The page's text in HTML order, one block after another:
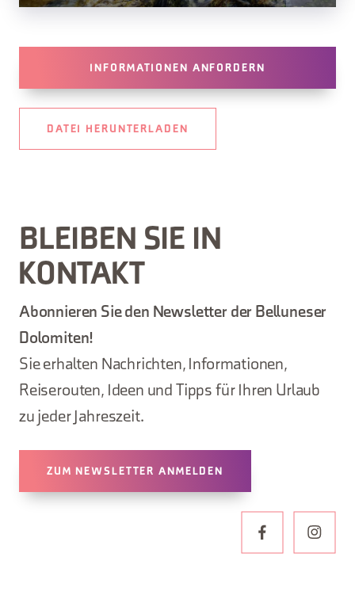
INFORMATIONEN ANFORDERN
DATEI HERUNTERLADEN
BLEIBEN SIE IN
KONTAKT
Abonnieren Sie den Newsletter der Belluneser
Dolomiten!
Sie erhalten Nachrichten, Informationen,
Reiserouten, Ideen und Tipps für Ihren Urlaub
zu jeder Jahreszeit.
ZUM NEWSLETTER ANMELDEN